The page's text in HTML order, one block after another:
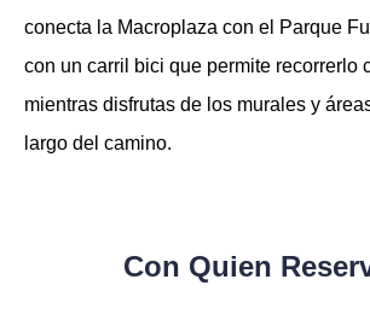
conecta la Macroplaza con el Parque
con un carril bici que permite recorrerlo
mientras disfrutas de los murales y
largo del camino.
Con Quien